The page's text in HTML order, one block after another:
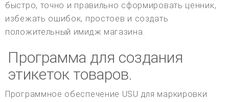
быстро, точно и правильно сформировать ценник,
избежать ошибок, простоев и создать
положительный имидж магазина.
Программа для создания
этикеток товаров.
Программное обеспечение USU для маркировки